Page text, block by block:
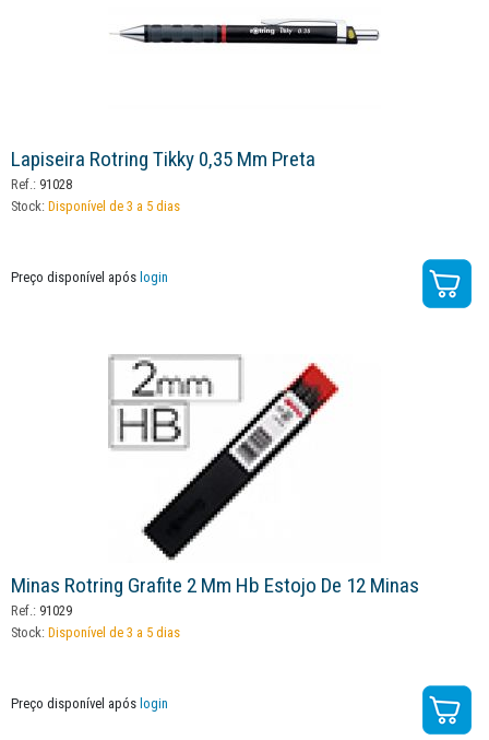
Lapiseira Rotring Tikky 0,35 Mm Preta
Ref.: 91028
Stock: Disponível de 3 a 5 dias
Preço disponível após login
Minas Rotring Grafite 2 Mm Hb Estojo De 12 Minas
Ref.: 91029
Stock: Disponível de 3 a 5 dias
Preço disponível após login